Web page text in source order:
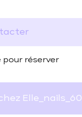
réserver
Elle_nails_60